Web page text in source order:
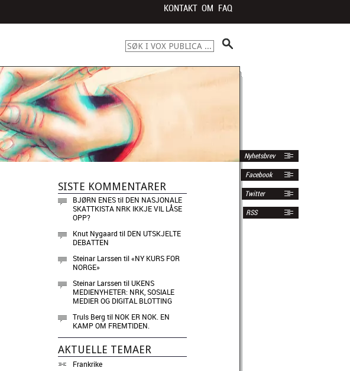
KONTAKT OM FAQ
Nyhetsbrev
Facebook
Twitter
RSS
SISTE KOMMENTARER
BJØRN ENEStil DEN NASJONALE
SKATTKISTA NRK IKKJE VIL LÅSE
OPP?
Knut Nygaard til DEN UTSKJELTE
DEBATTEN
Steinar Larssen til«NY KURS FOR
NORGE»
Steinar Larssen tilUKENS
MEDIENYHETER: NRK, SOSIALE
MEDIER OG DIGITAL BLOTTING
Truls Berg til NOK ER NOK. EN
KAMP OM FREMTIDEN.
AKTUELLE TEMAER
Frankrike